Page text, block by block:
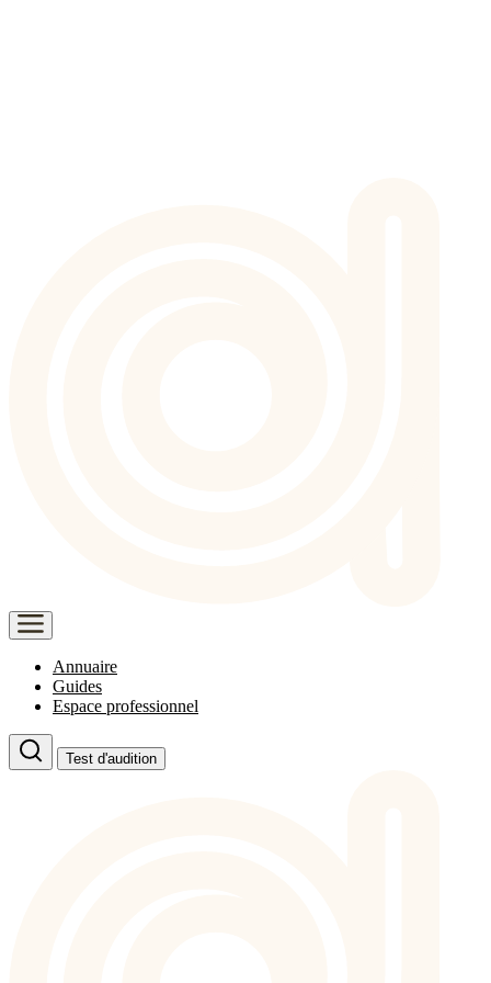
Annuaire
Guides
Espace professionnel
Test d'audition